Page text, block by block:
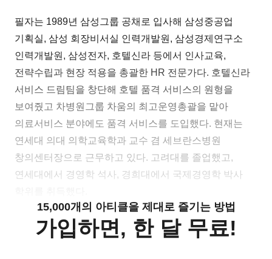
필자는 1989년 삼성그룹 공채로 입사해 삼성중공업
기획실, 삼성 회장비서실 인력개발원, 삼성경제연구소
인력개발원, 삼성전자, 호텔신라 등에서 인사교육,
전략수립과 현장 적용을 총괄한 HR 전문가다. 호텔신라
서비스 드림팀을 창단해 호텔 품격 서비스의 원형을
보여줬고 차병원그룹 차움의 최고운영총괄을 맡아
의료서비스 분야에도 품격 서비스를 도입했다. 현재는
연세대 의대 의학교육학과 교수 겸 세브란스병원
창의센터장으로 근무하고 있다. 고려대를 졸업했고,
연세대에서 경영학 석사, 경희대에서 국제경영학 박사
15,000개의 아티클을 제대로 즐기는 방법
가입하면, 한 달 무료!